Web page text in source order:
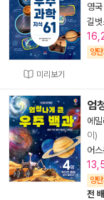
미리보기
영
길
양
엄
에
이)
어
양
전